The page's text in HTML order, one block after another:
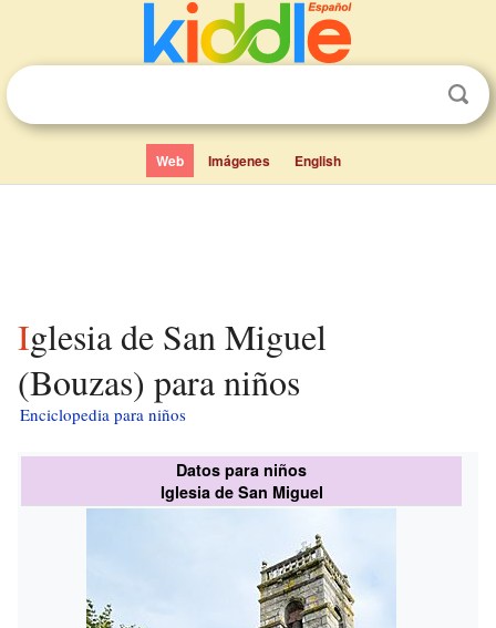
Web Imágenes English
Iglesia de San Miguel
(Bouzas) para niños
Enciclopedia para niños
Datos para niños
Iglesia de San Miguel